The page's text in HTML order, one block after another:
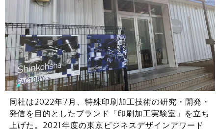
同社は2022年7月、特殊印刷加工技術の研究・開発・
発信を目的としたブランド「印刷加工実験室」を立ち
上げた。2021年度の東京ビジネスデザインアワード